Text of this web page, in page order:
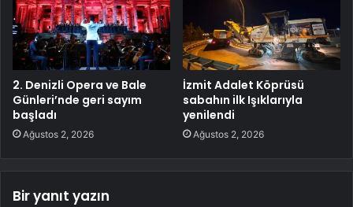
2. Denizli Opera ve Bale
Günleri’nde geri sayım
başladı
Ağustos 2, 2026
İzmit Adalet Köprüsü
sabahın ilk Işıklarıyla
yenilendi
Ağustos 2, 2026
Bir yanıt yazın